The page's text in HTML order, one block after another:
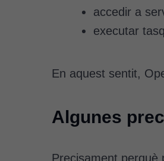
accedir a
executar
En aquest sentit,
Algunes
Precisament perquè